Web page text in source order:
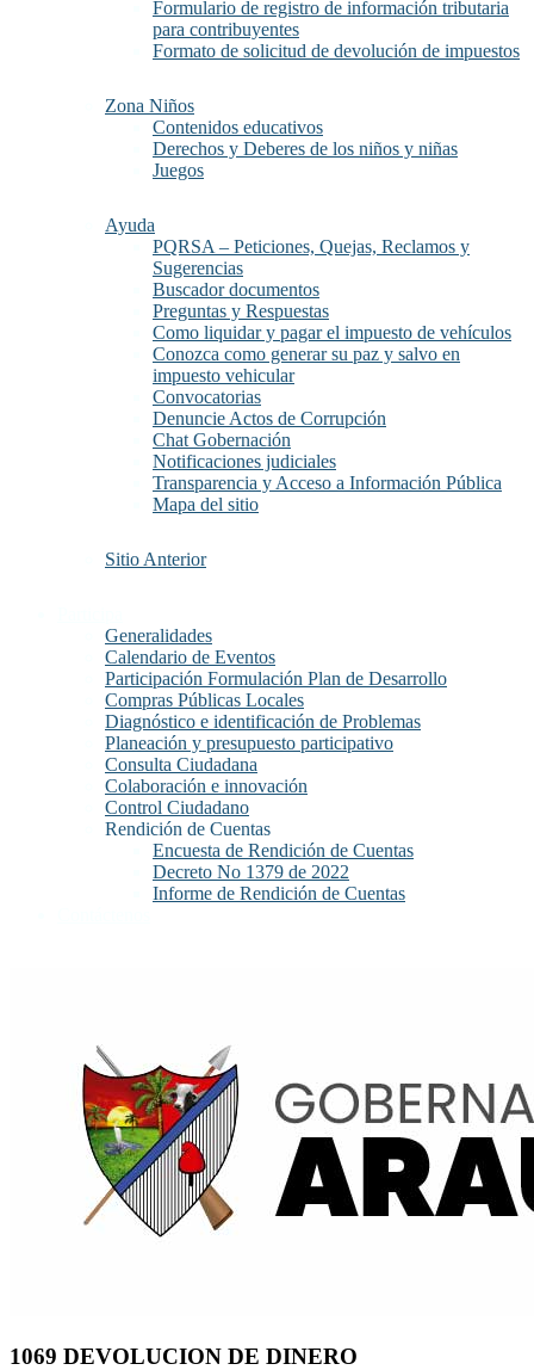
Formulario de registro de información tributaria
para contribuyentes
Formato de solicitud de devolución de impuestos
Zona Niños
Contenidos educativos
Derechos y Deberes de los niños y niñas
Juegos
Ayuda
PQRSA – Peticiones, Quejas, Reclamos y
Sugerencias
Buscador documentos
Preguntas y Respuestas
Como liquidar y pagar el impuesto de vehículos
Conozca como generar su paz y salvo en
impuesto vehicular
Convocatorias
Denuncie Actos de Corrupción
Chat Gobernación
Notificaciones judiciales
Transparencia y Acceso a Información Pública
Mapa del sitio
Sitio Anterior
Generalidades
Calendario de Eventos
Participación Formulación Plan de Desarrollo
Compras Públicas Locales
Diagnóstico e identificación de Problemas
Planeación y presupuesto participativo
Consulta Ciudadana
Colaboración e innovación
Control Ciudadano
Rendición de Cuentas
Encuesta de Rendición de Cuentas
Decreto No 1379 de 2022
Informe de Rendición de Cuentas
1069 DEVOLUCION DE DINERO